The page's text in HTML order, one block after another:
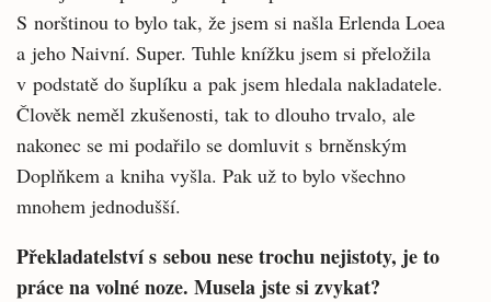
S norštinou to bylo tak, že jsem si našla Erlenda Loea
a jeho Naivní. Super. Tuhle knížku jsem si přeložila
v podstatě do šuplíku a pak jsem hledala nakladatele.
Člověk neměl zkušenosti, tak to dlouho trvalo, ale
nakonec se mi podařilo se domluvit s brněnským
Doplňkem a kniha vyšla. Pak už to bylo všechno
mnohem jednodušší.
Překladatelství s sebou nese trochu nejistoty, je to
práce na volné noze. Musela jste si zvykat?